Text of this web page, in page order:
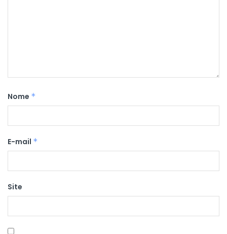
Nome *
E-mail *
Site